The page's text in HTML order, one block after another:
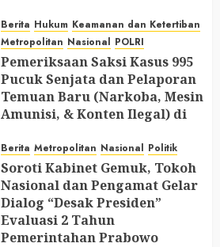
Berita Hukum Keamanan dan Ketertiban
Metropolitan Nasional POLRI
Pemeriksaan Saksi Kasus 995
Pucuk Senjata dan Pelaporan
Temuan Baru (Narkoba, Mesin
Amunisi, & Konten Ilegal) di
AUGUST 6, 2026 0
Berita Metropolitan Nasional Politik
Soroti Kabinet Gemuk, Tokoh
Nasional dan Pengamat Gelar
Dialog “Desak Presiden”
Evaluasi 2 Tahun
Pemerintahan Prabowo